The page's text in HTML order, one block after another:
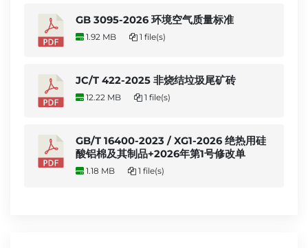
GB 3095-2026 环境空气质量标准
1.92 MB 1 file(s)
JC/T 422-2025 非烧结垃圾尾矿砖
12.22 MB 1 file(s)
GB/T 16400-2023 / XG1-2026 绝热用硅
酸铝棉及其制品+2026年第1号修改单
1.18 MB 1 file(s)